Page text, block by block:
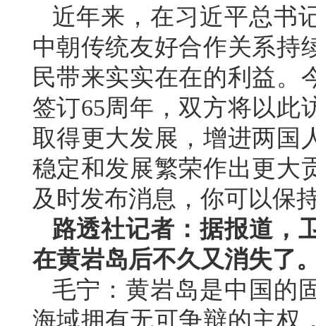
近年来，在习近平总书
中朝传统友好合作关系持
民带来实实在在的利益。
签订65周年，双方将以此
取得更大发展，增进两国
稳定和发展繁荣作出更大
及时发布消息，你可以保
路透社记者：据报道，
在黄岩岛后不久又消失了
毛宁：黄岩岛是中国的
海域拥有无可争辩的主权